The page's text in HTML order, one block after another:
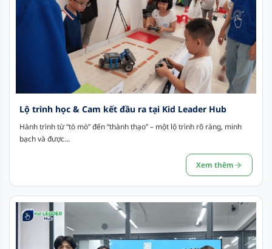
Lộ trình học & Cam kết đầu ra tại Kid Leader Hub
Hành trình từ “tò mò” đến “thành thạo” – một lộ trình rõ ràng, minh
bạch và được...
Xem thêm